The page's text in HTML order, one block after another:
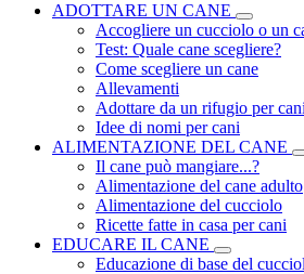
ADOTTARE UN CANE
Accogliere un cucciolo o un
Test: Quale cane scegliere?
Come scegliere un cane
Allevamenti
Adottare da un rifugio per cani
Idee di nomi per cani
ALIMENTAZIONE DEL CANE
Il cane può mangiare...?
Alimentazione del cane adulto
Alimentazione del cucciolo
Ricette fatte in casa per cani
EDUCARE IL CANE
Educazione di base del